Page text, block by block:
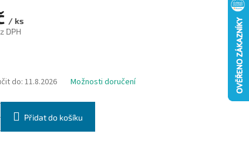
/ ks
DPH
do: 11.8.2026 Možnosti doručení
Přidat do košíku